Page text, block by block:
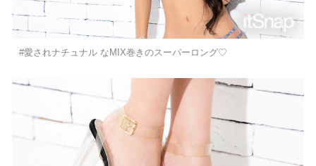
#愛されナチュナル なMIX巻きのスーパーロング♡